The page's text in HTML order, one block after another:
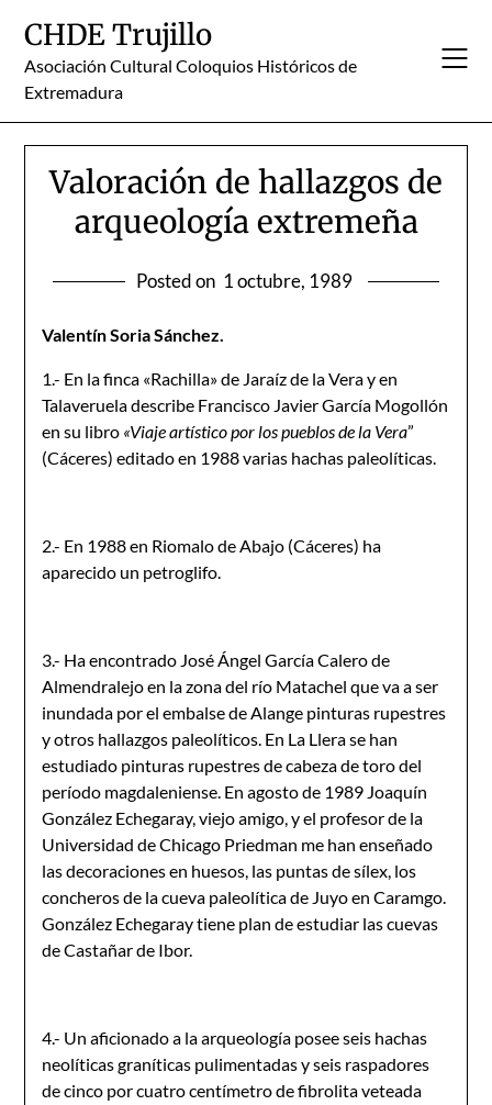
content
CHDE Trujillo
Asociación Cultural Coloquios Históricos de
Extremadura
Valoración de hallazgos de
arqueología extremeña
Posted on 1 octubre, 1989
Valentín Soria Sánchez.
1.- En la finca «Rachilla» de Jaraíz de la Vera y en
Talaveruela describe Francisco Javier García Mogollón
en su libro «Viaje artístico por los pueblos de la Vera”
(Cáceres) editado en 1988 varias hachas paleolíticas.
2.- En 1988 en Riomalo de Abajo (Cáceres) ha
aparecido un petroglifo.
3.- Ha encontrado José Ángel García Calero de
Almendralejo en la zona del río Matachel que va a ser
inundada por el embalse de Alange pinturas rupestres
y otros hallazgos paleolíticos. En La Llera se han
estudiado pinturas rupestres de cabeza de toro del
período magdaleniense. En agosto de 1989 Joaquín
González Echegaray, viejo amigo, y el profesor de la
Universidad de Chicago Priedman me han enseñado
las decoraciones en huesos, las puntas de sílex, los
concheros de la cueva paleolítica de Juyo en Caramgo.
González Echegaray tiene plan de estudiar las cuevas
de Castañar de Ibor.
4.- Un aficionado a la arqueología posee seis hachas
neolíticas graníticas pulimentadas y seis raspadores
de cinco por cuatro centímetro de fibrolita veteada